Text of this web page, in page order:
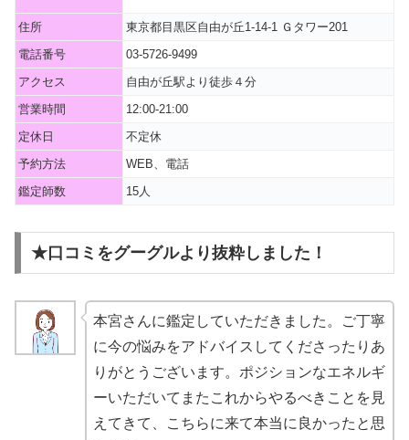
住所
東京都目黒区自由が丘1-14-1 Ｇタワー201
電話番号
03-5726-9499
アクセス
自由が丘駅より徒歩４分
営業時間
12:00-21:00
定休日
不定休
予約方法
WEB、電話
鑑定師数
15人
★口コミをグーグルより抜粋しました！
本宮さんに鑑定していただきました。ご丁寧
に今の悩みをアドバイスしてくださったりあ
りがとうございます。ポジションなエネルギ
ーいただいてまたこれからやるべきことを見
えてきて、こちらに来て本当に良かったと思